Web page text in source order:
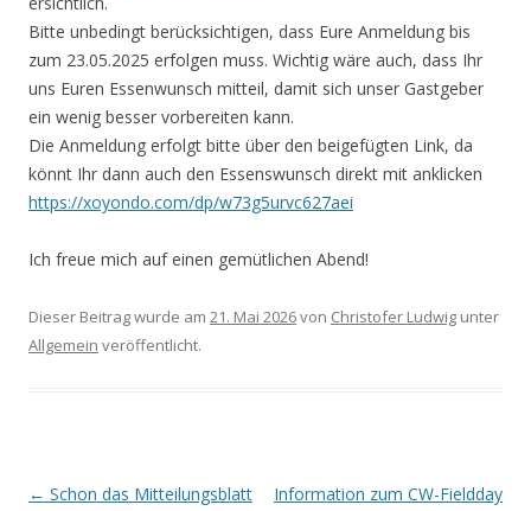
Bitte unbedingt berücksichtigen, dass Eure Anmeldung bis
zum 23.05.2025 erfolgen muss. Wichtig wäre auch, dass Ihr
uns Euren Essenwunsch mitteil, damit sich unser Gastgeber
ein wenig besser vorbereiten kann.
Die Anmeldung erfolgt bitte über den beigefügten Link, da
könnt Ihr dann auch den Essenswunsch direkt mit anklicken
https://xoyondo.com/dp/w73g5urvc627aei
Ich freue mich auf einen gemütlichen Abend!
Dieser Beitrag wurde am 21. Mai 2026von Christofer Ludwig unter
Allgemein veröffentlicht.
Beitrags-
← Schon das Mitteilungsblatt
Information zum CW-Fieldday